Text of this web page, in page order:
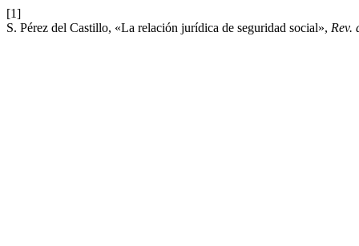
[1]
S. Pérez del Castillo, «La relación jurídica de seguridad social», Rev.